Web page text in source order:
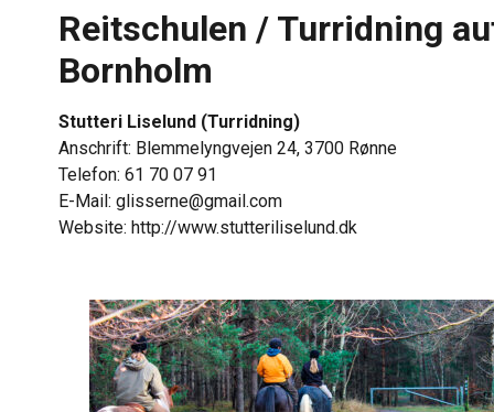
Reitschulen / Turridning
Bornholm
Stutteri Liselund (Turridning)
Anschrift: Blemmelyngvejen 24, 3700 Rønne
Telefon: 61 70 07 91
E-Mail: glisserne@gmail.com
Website: http://www.stutteriliselund.dk